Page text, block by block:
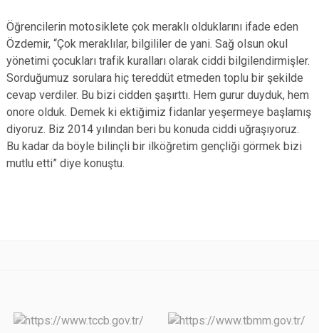
Öğrencilerin motosiklete çok meraklı olduklarını ifade eden
Özdemir, “Çok meraklılar, bilgililer de yani. Sağ olsun okul
yönetimi çocukları trafik kuralları olarak ciddi bilgilendirmişler.
Sorduğumuz sorulara hiç tereddüt etmeden toplu bir şekilde
cevap verdiler. Bu bizi cidden şaşırttı. Hem gurur duyduk, hem
onore olduk. Demek ki ektiğimiz fidanlar yeşermeye başlamış
diyoruz. Biz 2014 yılından beri bu konuda ciddi uğraşıyoruz.
Bu kadar da böyle bilinçli bir ilköğretim gençliği görmek bizi
mutlu etti” diye konuştu.